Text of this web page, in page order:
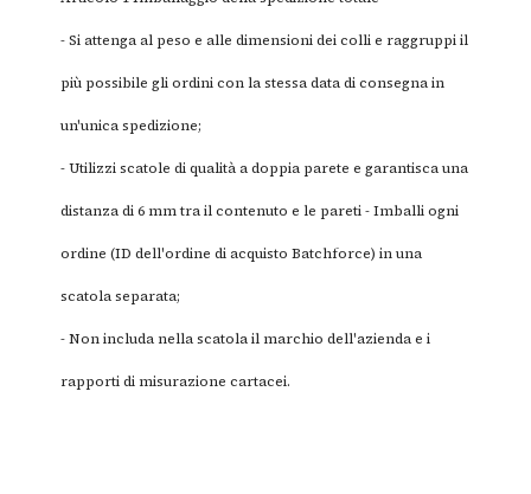
- Si attenga al peso e alle dimensioni dei colli e raggruppi il
più possibile gli ordini con la stessa data di consegna in
un'unica spedizione;
- Utilizzi scatole di qualità a doppia parete e garantisca una
distanza di 6 mm tra il contenuto e le pareti - Imballi ogni
ordine (ID dell'ordine di acquisto Batchforce) in una
scatola separata;
- Non includa nella scatola il marchio dell'azienda e i
rapporti di misurazione cartacei.